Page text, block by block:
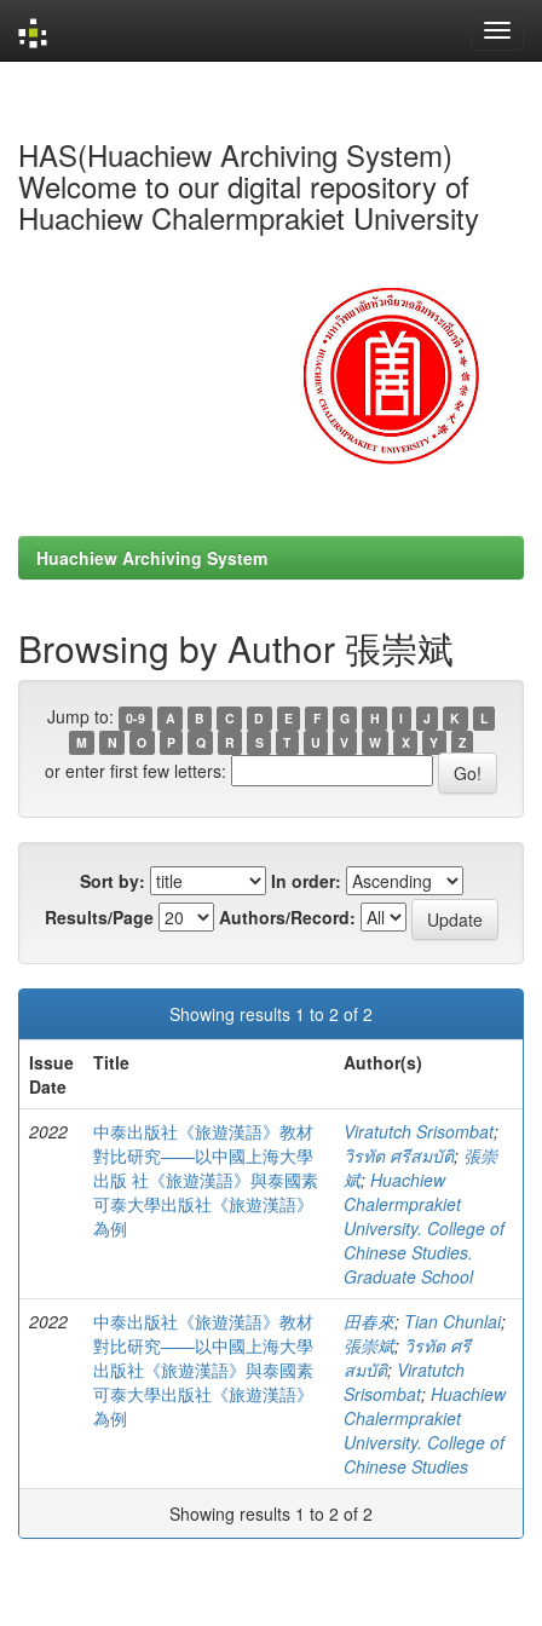
HAS(Huachiew Archiving System)
Welcome to our digital repository of
Huachiew Chalermprakiet University
Huachiew Archiving System
Browsing by Author 張崇斌
Jump to: 0-9 A B C D E F G H I J K
L
M
N O P Q R S T U V W X Y Z
or enter first few letters:
Sort by:
In order:
Results/Page
Authors/Record:
Showing results 1 to 2 of 2
Issue
Date
Title Author(s)
2022
中泰出版社《旅遊漢語》教材
對比研究——以中國上海大學
出版 社《旅遊漢語》與泰國素
可泰大學出版社《旅遊漢語》
為例
Viratutch Srisombat;
วิรทัต ศรีสมบัติ; 張崇
斌; Huachiew
Chalermprakiet
University. College of
Chinese Studies.
Graduate School
2022
中泰出版社《旅遊漢語》教材
對比研究——以中國上海大學
出版社《旅遊漢語》與泰國素
可泰大學出版社《旅遊漢語》
為例
田春來; Tian Chunlai;
張崇斌; วิรทัต ศรี
สมบัติ; Viratutch
Srisombat; Huachiew
Chalermprakiet
University. College of
Chinese Studies
Showing results 1 to 2 of 2